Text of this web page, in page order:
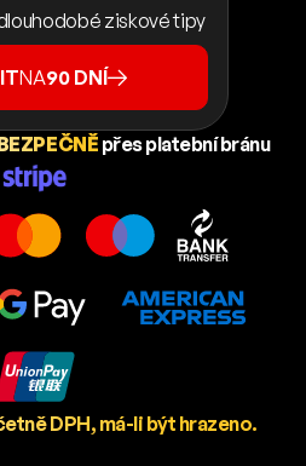
ziskové tipy
NA90 DNÍ
přes platební bránu
DPH, má-li být hrazeno.